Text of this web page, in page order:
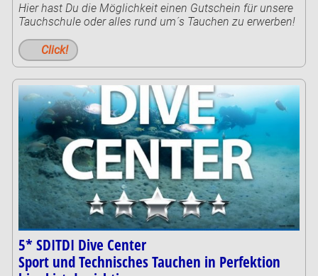
Hier hast Du die Möglichkeit einen Gutschein für unsere
Tauchschule oder alles rund um´s Tauchen zu erwerben!
Click!
5* SDITDI Dive Center
Sport und Technisches Tauchen in Perfektion